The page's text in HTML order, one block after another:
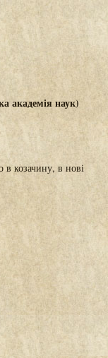
академія наук)
в козачину, в нові